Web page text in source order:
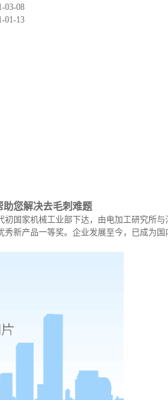
03-08
01-13
助您解决去毛刺难题
初国家机械工业部下达，由电加工研究所
新产品一等奖。企业发展至今，已成为